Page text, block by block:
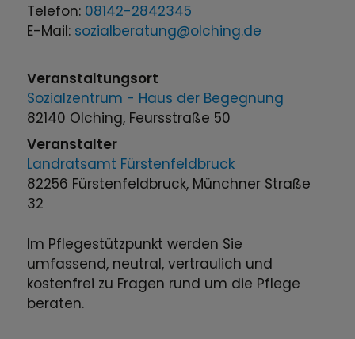
Im Pflegestützpunkt werden Sie
umfassend, neutral, vertraulich und
kostenfrei zu Fragen rund um die Pflege
beraten.
Telefon: 08142-2842345
E-Mail: sozialberatung@olching.de
Veranstaltungsort
Sozialzentrum - Haus der Begegnung
82140 Olching, Feursstraße 50
Veranstalter
Landratsamt Fürstenfeldbruck
82256 Fürstenfeldbruck, Münchner Straße
32